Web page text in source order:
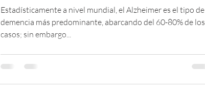
Estadísticamente a nivel mundial, el Alzheimer es el tipo de
demencia más predominante, abarcando del 60-80% de los
casos; sin embargo...